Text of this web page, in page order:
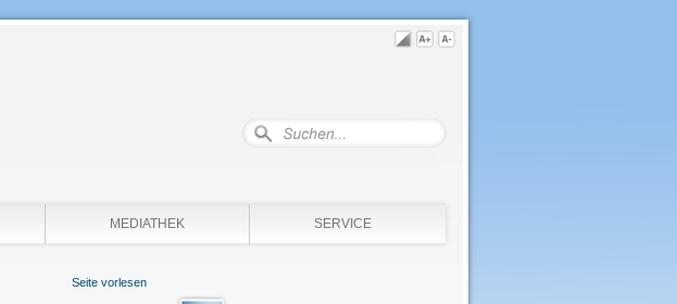
MEDIATHEK SERVICE
Seite vorlesen